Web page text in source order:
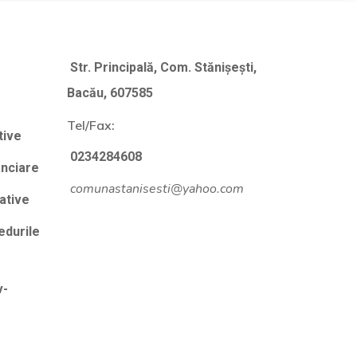
Str. Principală, Com. Stănișești,
Bacău, 607585
Tel/Fax:
0234284608
comunastanisesti@yahoo.com